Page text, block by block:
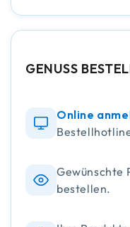
GENUSS
Online
Gewünschte
bestellen.